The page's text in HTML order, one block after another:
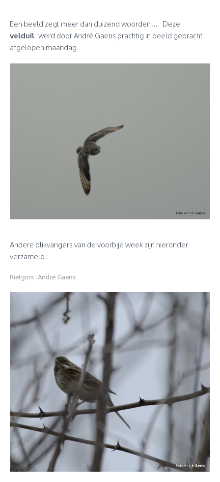
Een beeld zegt meer dan duizend woorden… Deze
velduil werd door André Gaens prachtig in beeld gebracht
afgelopen maandag.
Andere blikvangers van de voorbije week zijn hieronder
verzameld :
Rietgors :André Gaens